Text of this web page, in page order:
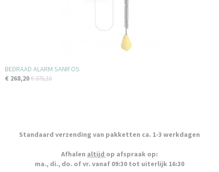
BEDRAAD ALARM SANIFOS
€ 268,20€ 375,10
Standaard verzending van pakketten ca. 1-3 werkdagen
Afhalen altijd op afspraak op:
ma., di., do. of vr. vanaf 09:30 tot uiterlijk 16:30